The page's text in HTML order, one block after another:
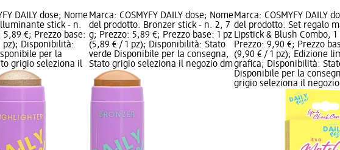
DAILY dose; Nome
stick - n.
5,89 €; Prezzo base:
pz); Disponibilità:
per la
grigio seleziona il
Marca: COSMYFY DAILY dose; Nome
del prodotto: Bronzer stick - n. 2, 7
g; Prezzo: 5,89 €; Prezzo base: 1 pz
(5,89 € / 1 pz); Disponibilità: Stato
verde Disponibile per la consegna,
Stato grigio seleziona il negozio dm
Marca: COSMYFY DAILY
del prodotto: Set regalo
Lipstick & Blush Combo, 1
Prezzo: 9,90 €; Prezzo
(9,90 € / 1 pz); Edizione
grafica; Disponibilità:
Disponibile per la
grigio seleziona il